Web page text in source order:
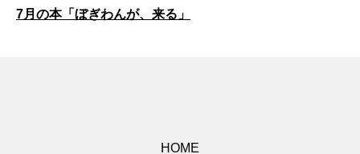
7月の本「ぼぎわんが、来る」
HOME